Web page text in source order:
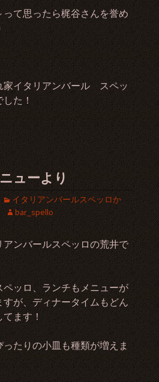
って思ったら梶谷さんを誉め
家イタリアンバール スペッ
た！
ューより
イタリアンバールスペッロか
bar_spello
アンバールスペッロの荒井で
ペッロ、ランチもメニューが
すが、ディナータイムもどん
ます！
たりの小皿も種類が増えま